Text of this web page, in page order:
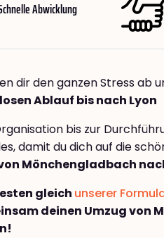
Abwicklung
dir den ganzen Stress ab
Ablauf bis nach Lyon
bis zur
damit du dich auf die
Mönchengladbach
gleich unserer
deinen Umzug von